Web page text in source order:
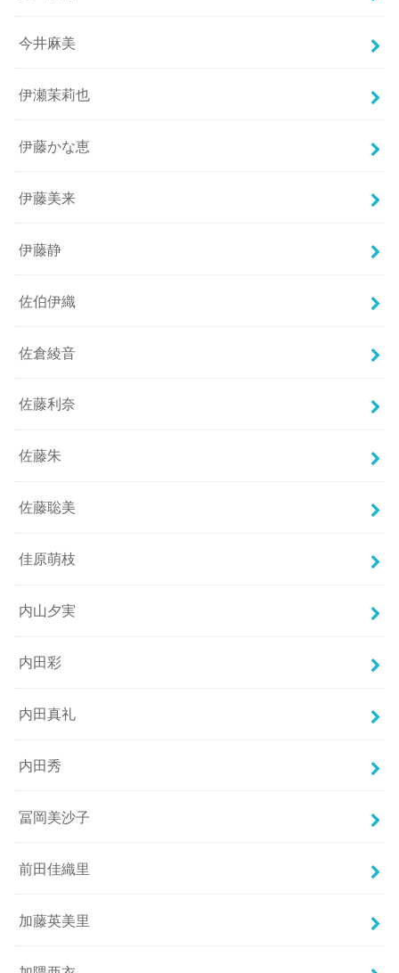
今井麻美
伊瀬茉莉也
伊藤かな恵
伊藤美来
伊藤静
佐伯伊織
佐倉綾音
佐藤利奈
佐藤朱
佐藤聡美
佳原萌枝
内山夕実
内田彩
内田真礼
内田秀
冨岡美沙子
前田佳織里
加藤英美里